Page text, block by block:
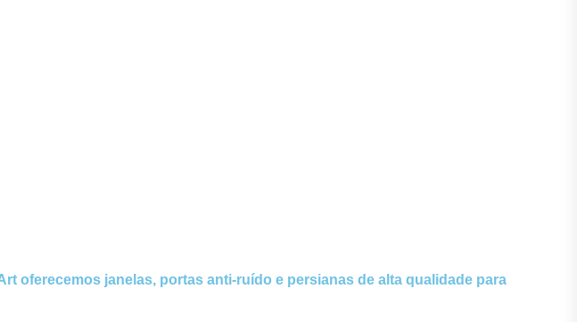
oferecemos janelas, portas anti-ruído e persianas de alta qualidade para